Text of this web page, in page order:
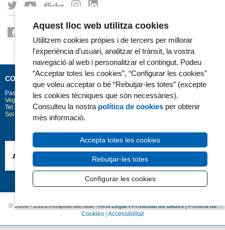
CONTACTE
Passeig Marítim 25-29 Barcelona 08003
Vegeu la situació a Google Maps
Tel: 93 248 30 00 · Fax: 93 248 32 54
Sol·licitud d'informació
© 2006 - 2026 Hospital del Mar ·Avís Legal i Privacitat de dades|Política de
Cookies Accessibilitat
Aquest lloc web utilitza cookies
Utilitzem cookies pròpies i de tercers per millorar
l'experiència d'usuari, analitzar el trànsit, la vostra
navegació al web i personalitzar el contingut. Podeu
“Acceptar totes les cookies”, “Configurar les cookies”
que voleu acceptar o bé “Rebutjar-les totes” (excepte
les cookies tècniques que són necessàries).
Consulteu la nostra política de cookies per obtenir
més informació.
Accepta totes les cookies
Rebutjar-les totes
Configurar les cookies